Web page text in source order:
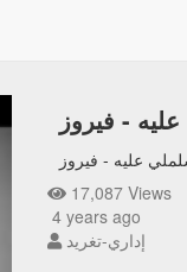
- فيروز
عليه - فيروز
17,087 Views
4 years ago
إداري-تغريد